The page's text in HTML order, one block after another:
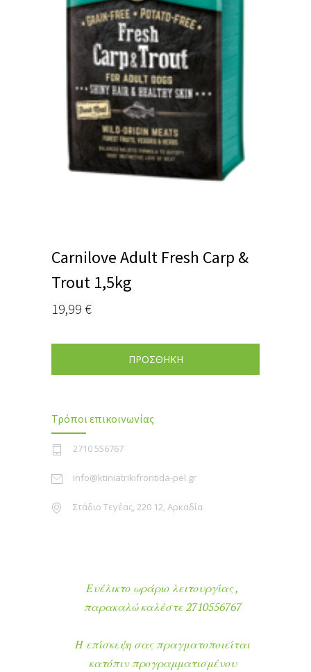
Carnilove Adult Fresh Carp &
Trout 1,5kg
19,99 €
ΠΡΟΣΘΗΚΗ
Τρόποι επικοινωνίας
2710 556767
info@ktiniatrikifrontida-pel.gr
Στάδιο Τεγέας, 220 12, Αρκαδία
Ευέλικτο ωράριο λειτουργίας ,
παρακαλώ καλέστε 2710556767
Η επίσκεψη σας πραγματοποιείται
κατόπιν προγραμματισμένου